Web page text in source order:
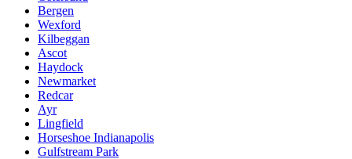
Bergen
Wexford
Kilbeggan
Ascot
Haydock
Newmarket
Redcar
Ayr
Lingfield
Horseshoe Indianapolis
Gulfstream Park